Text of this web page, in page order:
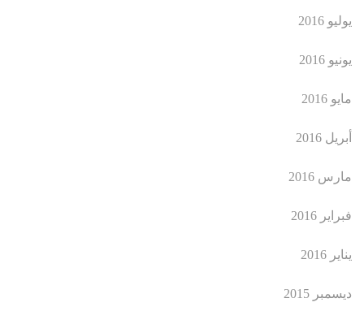
يوليو 2016
يونيو 2016
مايو 2016
أبريل 2016
مارس 2016
فبراير 2016
يناير 2016
ديسمبر 2015